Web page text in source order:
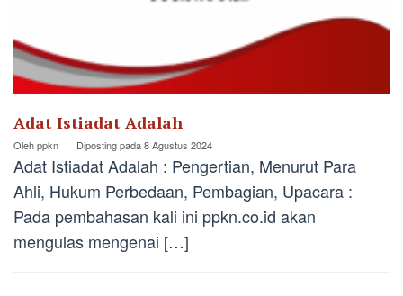
Adat Istiadat Adalah
Olehppkn Diposting pada8 Agustus 2024
Adat Istiadat Adalah : Pengertian, Menurut Para
Ahli, Hukum Perbedaan, Pembagian, Upacara :
Pada pembahasan kali ini ppkn.co.id akan
mengulas mengenai […]